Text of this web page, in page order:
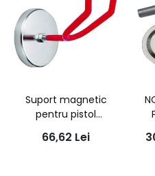
Suport magnetic
pentru pistol
vopsitorie | AG
66,62 Lei